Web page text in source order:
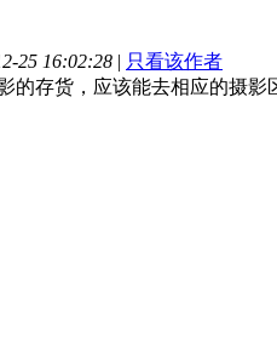
25 16:02:28 | 只看该作者
的存货，应该能去相应的摄影